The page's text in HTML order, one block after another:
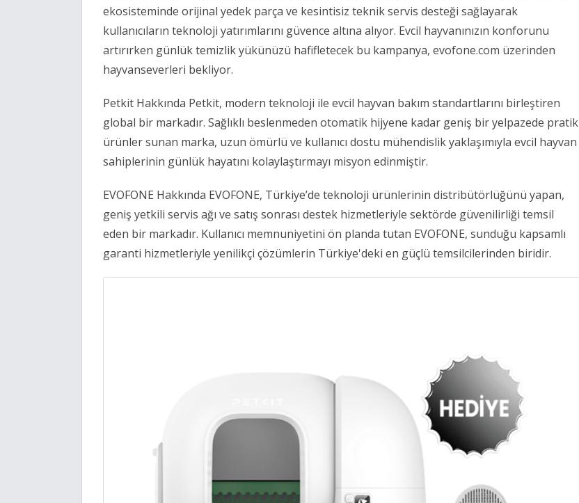
ekosisteminde orijinal yedek parça ve kesintisiz teknik servis desteği sağlayarak
kullanıcıların teknoloji yatırımlarını güvence altına alıyor. Evcil hayvanınızın konforunu
artırırken günlük temizlik yükünüzü hafifletecek bu kampanya, evofone.com üzerinden
hayvanseverleri bekliyor.
Petkit Hakkında Petkit, modern teknoloji ile evcil hayvan bakım standartlarını birleştiren
global bir markadır. Sağlıklı beslenmeden otomatik hijyene kadar geniş bir yelpazede pratik
ürünler sunan marka, uzun ömürlü ve kullanıcı dostu mühendislik yaklaşımıyla evcil hayvan
sahiplerinin günlük hayatını kolaylaştırmayı misyon edinmiştir.
EVOFONE Hakkında EVOFONE, Türkiye’de teknoloji ürünlerinin distribütörlüğünü yapan,
geniş yetkili servis ağı ve satış sonrası destek hizmetleriyle sektörde güvenilirliği temsil
eden bir markadır. Kullanıcı memnuniyetini ön planda tutan EVOFONE, sunduğu kapsamlı
garanti hizmetleriyle yenilikçi çözümlerin Türkiye'deki en güçlü temsilcilerinden biridir.